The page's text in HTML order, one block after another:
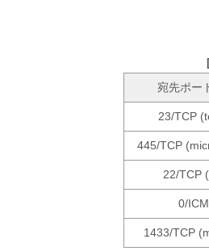
宛先ポー
23/TCP
445/TCP
22/TCP
0/
1433/TCP